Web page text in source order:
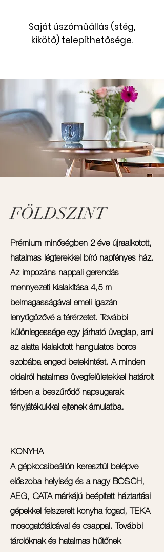
Saját úszóműállás (stég,
kikötő) telepíthetősége.
FÖLDSZINT
Prémium minőségben 2 éve újraalkotott,
hatalmas légterekkel bíró napfényes ház.
Az impozáns nappali gerendás
mennyezeti kialakítása 4,5 m
belmagasságával emeli igazán
lenyűgözővé a térérzetet. További
különlegessége egy járható üveglap, ami
az alatta kialakított hangulatos boros
szobába enged betekintést. A minden
oldalról hatalmas üvegfelületekkel határolt
térben a beszűrődő napsugarak
fényjátékukkal ejtenek ámulatba.
KONYHA
A gépkocsibeállón keresztül belépve
előszoba helyiség és a nagy BOSCH,
AEG, CATA márkájú beépített háztartási
gépekkel felszerelt konyha fogad, TEKA
mosogatótálcával és csappal. További
tárolóknak és hatalmas hűtőnek